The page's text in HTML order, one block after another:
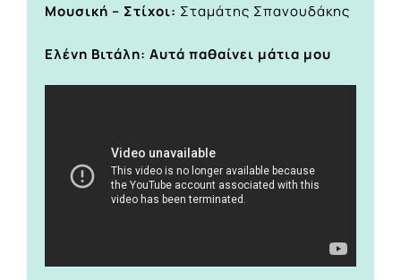
Μουσική – Στίχοι: Σταμάτης Σπανουδάκης
Ελένη Βιτάλη: Αυτά παθαίνει μάτια μου